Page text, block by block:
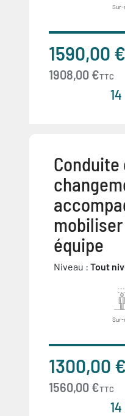
Sur-
1590,00 €
1908,00 €TTC
Conduite
équipe
Niveau : Tout
Sur-
1300,00 €
1560,00 €TTC